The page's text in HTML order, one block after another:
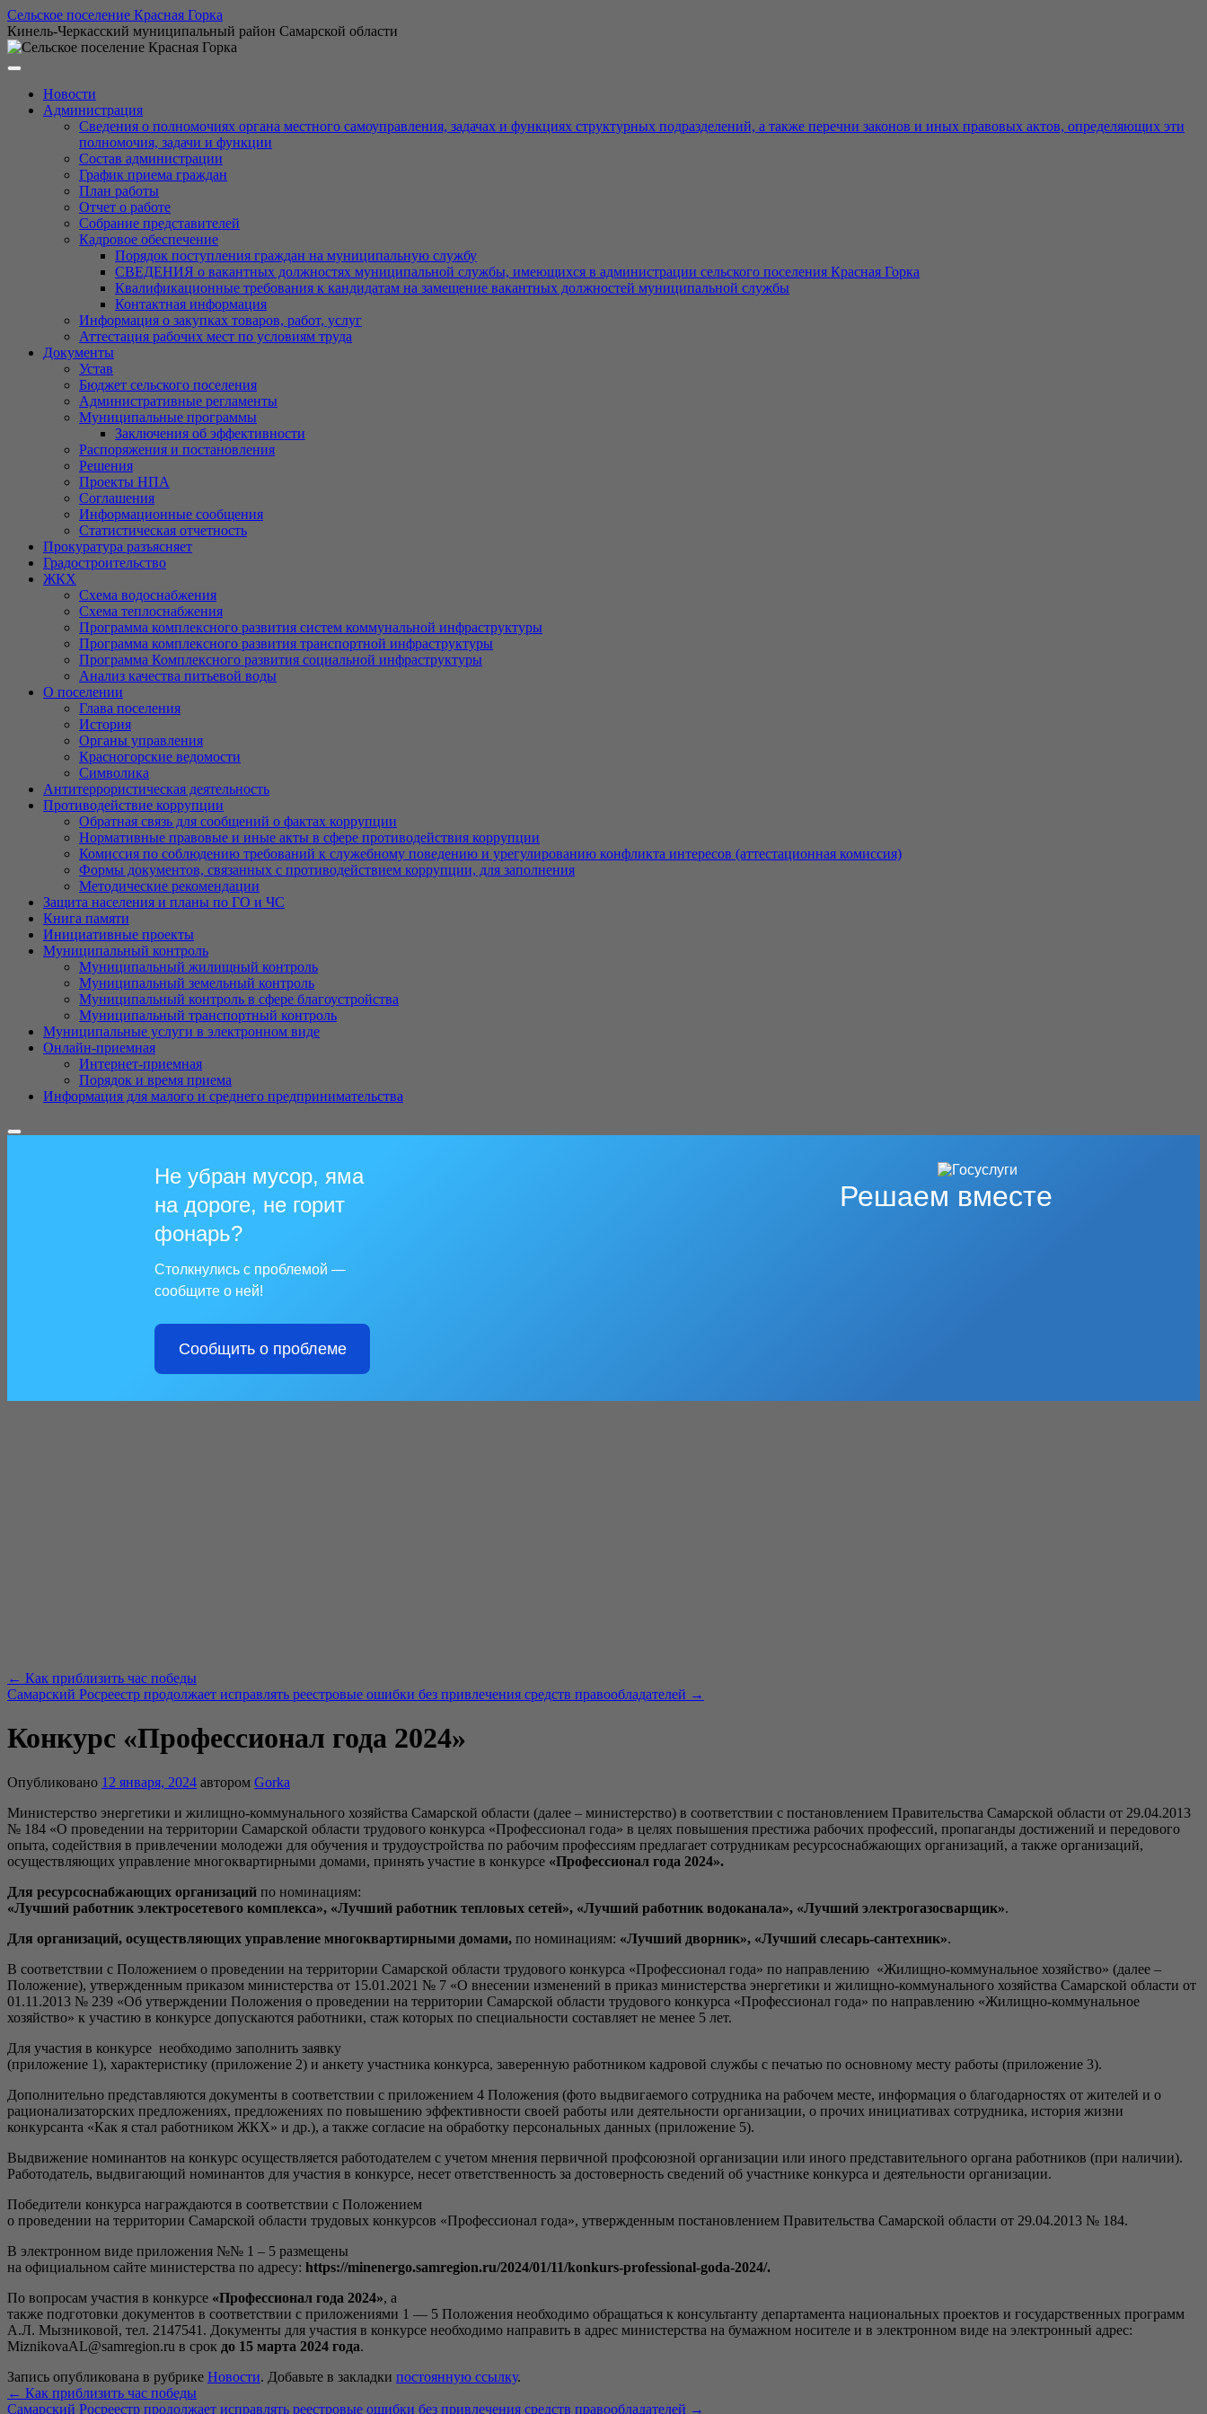
Перейти
к
содержимому
Сельское поселение Красная Горка
Кинель-Черкасский муниципальный район Самарской области
Новости
Администрация
Сведения о полномочиях органа местного самоуправления, задачах и функциях структурных подразделений, а также перечни законов и иных правовых актов, определяющих эти
полномочия, задачи и функции
Состав администрации
График приема граждан
План работы
Отчет о работе
Собрание представителей
Кадровое обеспечение
Порядок поступления граждан на муниципальную службу
СВЕДЕНИЯ о вакантных должностях муниципальной службы, имеющихся в администрации сельского поселения Красная Горка
Квалификационные требования к кандидатам на замещение вакантных должностей муниципальной службы
Контактная информация
Информация о закупках товаров, работ, услуг
Аттестация рабочих мест по условиям труда
Документы
Устав
Бюджет сельского поселения
Административные регламенты
Муниципальные программы
Заключения об эффективности
Распоряжения и постановления
Решения
Проекты НПА
Соглашения
Информационные сообщения
Статистическая отчетность
Прокуратура разъясняет
Градостроительство
ЖКХ
Схема водоснабжения
Схема теплоснабжения
Программа комплексного развития систем коммунальной инфраструктуры
Программа комплексного развития транспортной инфраструктуры
Программа Комплексного развития социальной инфраструктуры
Анализ качества питьевой воды
О поселении
Глава поселения
История
Органы управления
Красногорские ведомости
Символика
Антитеррористическая деятельность
Противодействие коррупции
Обратная связь для сообщений о фактах коррупции
Нормативные правовые и иные акты в сфере противодействия коррупции
Комиссия по соблюдению требований к служебному поведению и урегулированию конфликта интересов (аттестационная комиссия)
Формы документов, связанных с противодействием коррупции, для заполнения
Методические рекомендации
Защита населения и планы по ГО и ЧC
Книга памяти
Инициативные проекты
Муниципальный контроль
Муниципальный жилищный контроль
Муниципальный земельный контроль
Муниципальный контроль в сфере благоустройства
Муниципальный транспортный контроль
Муниципальные услуги в электронном виде
Онлайн-приемная
Интернет-приемная
Порядок и время приема
Информация для малого и среднего предпринимательства
Решаем вместе
Не убран мусор, яма
на дороге, не горит
фонарь?
Столкнулись с проблемой —
сообщите о ней!
Сообщить о проблеме
← Как приблизить час победы
Самарский Росреестр продолжает исправлять реестровые ошибки без привлечения средств правообладателей →
Конкурс «Профессионал года 2024»
Опубликовано 12 января, 2024 автором Gorka
Министерство энергетики и жилищно-коммунального хозяйства Самарской области (далее – министерство) в соответствии с постановлением Правительства Самарской области от 29.04.2013
№ 184 «О проведении на территории Самарской области трудового конкурса «Профессионал года» в целях повышения престижа рабочих профессий, пропаганды достижений и передового
опыта, содействия в привлечении молодежи для обучения и трудоустройства по рабочим профессиям предлагает сотрудникам ресурсоснабжающих организаций, а также организаций,
осуществляющих управление многоквартирными домами, принять участие в конкурсе «Профессионал года 2024».
Для ресурсоснабжающих организаций по номинациям:
«Лучший работник электросетевого комплекса», «Лучший работник тепловых сетей», «Лучший работник водоканала», «Лучший электрогазосварщик».
Для организаций, осуществляющих управление многоквартирными домами, по номинациям: «Лучший дворник», «Лучший слесарь-сантехник».
В соответствии с Положением о проведении на территории Самарской области трудового конкурса «Профессионал года» по направлению «Жилищно-коммунальное хозяйство» (далее –
Положение), утвержденным приказом министерства от 15.01.2021 № 7 «О внесении изменений в приказ министерства энергетики и жилищно-коммунального хозяйства Самарской области от
01.11.2013 № 239 «Об утверждении Положения о проведении на территории Самарской области трудового конкурса «Профессионал года» по направлению «Жилищно-коммунальное
хозяйство» к участию в конкурсе допускаются работники, стаж которых по специальности составляет не менее 5 лет.
Для участия в конкурсе необходимо заполнить заявку
(приложение 1), характеристику (приложение 2) и анкету участника конкурса, заверенную работником кадровой службы с печатью по основному месту работы (приложение 3).
Дополнительно представляются документы в соответствии с приложением 4 Положения (фото выдвигаемого сотрудника на рабочем месте, информация о благодарностях от жителей и о
рационализаторских предложениях, предложениях по повышению эффективности своей работы или деятельности организации, о прочих инициативах сотрудника, история жизни
конкурсанта «Как я стал работником ЖКХ» и др.), а также согласие на обработку персональных данных (приложение 5).
Выдвижение номинантов на конкурс осуществляется работодателем с учетом мнения первичной профсоюзной организации или иного представительного органа работников (при наличии).
Работодатель, выдвигающий номинантов для участия в конкурсе, несет ответственность за достоверность сведений об участнике конкурса и деятельности организации.
Победители конкурса награждаются в соответствии с Положением
о проведении на территории Самарской области трудовых конкурсов «Профессионал года», утвержденным постановлением Правительства Самарской области от 29.04.2013 № 184.
В электронном виде приложения №№ 1 – 5 размещены
на официальном сайте министерства по адресу: https://minenergo.samregion.ru/2024/01/11/konkurs-professional-goda-2024/.
По вопросам участия в конкурсе «Профессионал года 2024», а
также подготовки документов в соответствии с приложениями 1 — 5 Положения необходимо обращаться к консультанту департамента национальных проектов и государственных программ
А.Л. Мызниковой, тел. 2147541. Документы для участия в конкурсе необходимо направить в адрес министерства на бумажном носителе и в электронном виде на электронный адрес:
MiznikovaAL@samregion.ru в срок до 15 марта 2024 года.
Запись опубликована в рубрике Новости. Добавьте в закладки постоянную ссылку.
← Как приблизить час победы
Самарский Росреестр продолжает исправлять реестровые ошибки без привлечения средств правообладателей →